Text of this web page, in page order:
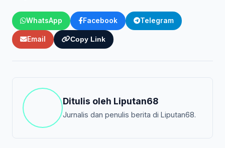
WhatsApp Facebook Telegram
Email Copy Link
Ditulis oleh Liputan68
Jurnalis dan penulis berita di Liputan68.